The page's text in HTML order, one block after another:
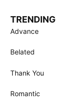
TRENDING
Advance
Belated
Thank You
Romantic